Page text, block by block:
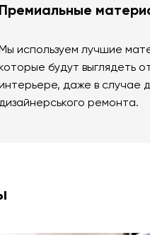
Премиальные
используем лучшие
будут выглядеть
даже в случае
дизайнерського ремонта.